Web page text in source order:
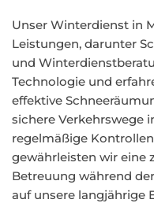
Unser Winterdienst in
Leistungen, darunter
und
Technologie und
effektive
sichere Verkehrswege
regelmäßige
gewährleisten wir eine
Betreuung während
auf unsere langjährige